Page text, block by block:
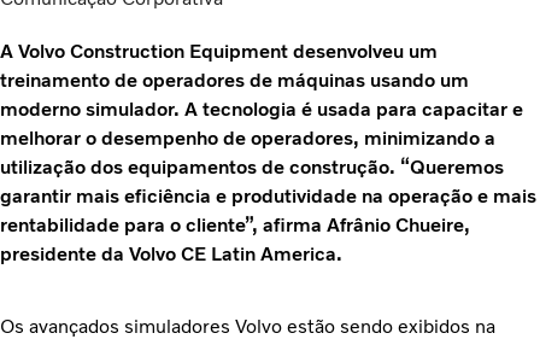
A Volvo Construction Equipment desenvolveu um
treinamento de operadores de máquinas usando um
moderno simulador. A tecnologia é usada para capacitar e
melhorar o desempenho de operadores, minimizando a
utilização dos equipamentos de construção. “Queremos
garantir mais eficiência e produtividade na operação e mais
rentabilidade para o cliente”, afirma Afrânio Chueire,
presidente da Volvo CE Latin America.
Os avançados simuladores Volvo estão sendo exibidos na